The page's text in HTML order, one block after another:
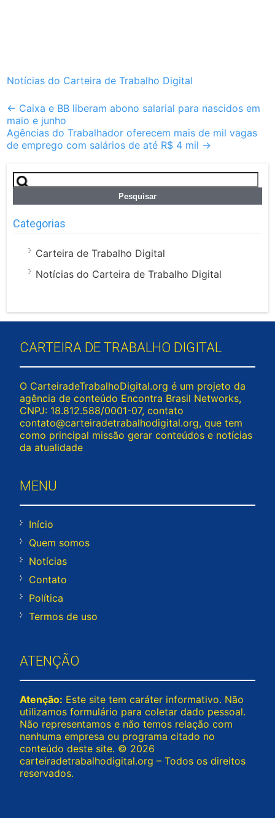
Notícias do Carteira de Trabalho Digital
Post
navigation
← Caixa e BB liberam abono salarial para nascidos em
maio e junho
Agências do Trabalhador oferecem mais de mil vagas
de emprego com salários de até R$ 4 mil →
Pesquisar
por:
Categorias
Carteira de Trabalho Digital
Notícias do Carteira de Trabalho Digital
CARTEIRA DE TRABALHO DIGITAL
O CarteiradeTrabalhoDigital.org é um projeto da
agência de conteúdo Encontra Brasil Networks,
CNPJ: 18.812.588/0001-07, contato
contato@carteiradetrabalhodigital.org, que tem
como principal missão gerar conteúdos e notícias
da atualidade
MENU
Início
Quem somos
Notícias
Contato
Política
Termos de uso
ATENÇÃO
Atenção: Este site tem caráter informativo. Não
utilizamos formulário para coletar dado pessoal.
Não representamos e não temos relação com
nenhuma empresa ou programa citado no
conteúdo deste site. © 2026
carteiradetrabalhodigital.org – Todos os direitos
reservados.